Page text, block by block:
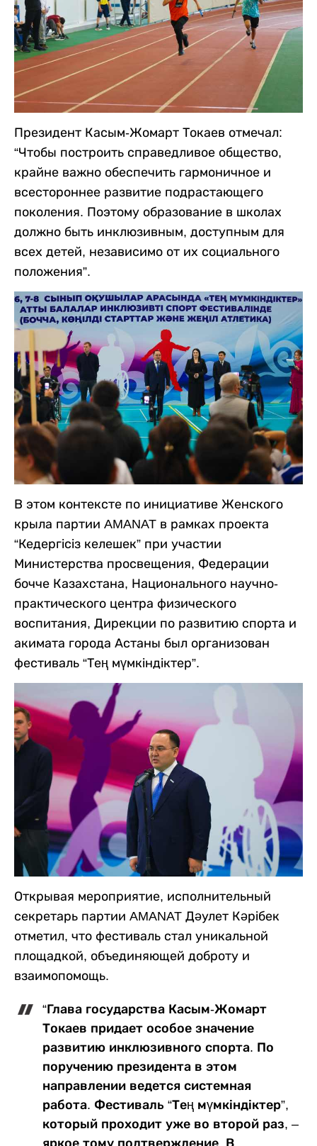
Президент Касым-Жомарт Токаев отмечал:
“Чтобы построить справедливое общество,
крайне важно обеспечить гармоничное и
всестороннее развитие подрастающего
поколения. Поэтому образование в школах
должно быть инклюзивным, доступным для
всех детей, независимо от их социального
положения”.
В этом контексте по инициативе Женского
крыла партии AMANAT в рамках проекта
“Кедергісіз келешек” при участии
Министерства просвещения, Федерации
бочче Казахстана, Национального научно-
практического центра физического
воспитания, Дирекции по развитию спорта и
акимата города Астаны был организован
фестиваль “Тең мүмкіндіктер”.
Открывая мероприятие, исполнительный
секретарь партии AMANAT Дәулет Кәрібек
отметил, что фестиваль стал уникальной
площадкой, объединяющей доброту и
взаимопомощь.
“Глава государства Касым-Жомарт
Токаев придает особое значение
развитию инклюзивного спорта. По
поручению президента в этом
направлении ведется системная
работа. Фестиваль “Тең мүмкіндіктер”,
который проходит уже во второй раз, –
яркое тому подтверждение. В